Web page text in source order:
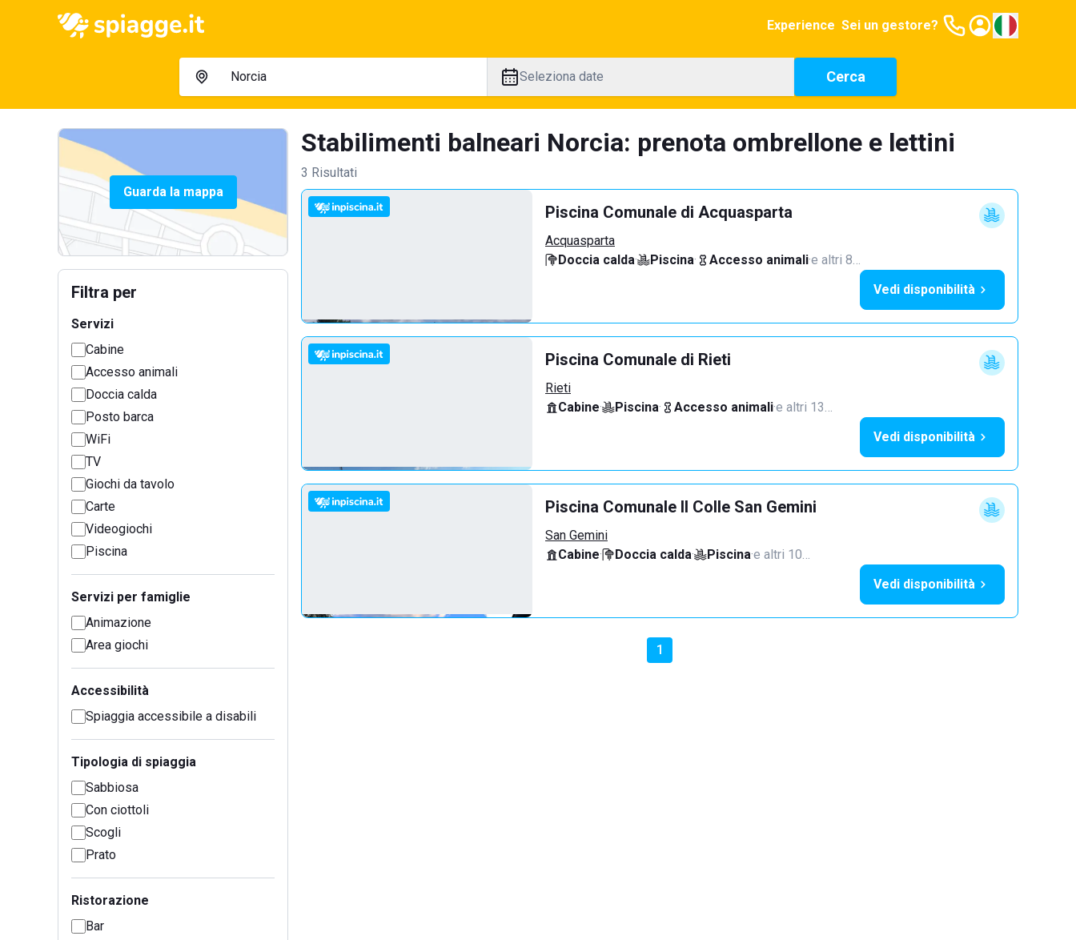
Experience Sei un gestore?
Seleziona date Cerca
Guarda la mappa
Filtra per
Servizi
Cabine
Accesso animali
Doccia calda
Posto barca
WiFi
TV
Giochi da tavolo
Carte
Videogiochi
Piscina
Servizi per famiglie
Animazione
Area giochi
Accessibilità
Spiaggia accessibile a disabili
Tipologia di spiaggia
Sabbiosa
Con ciottoli
Scogli
Prato
Ristorazione
Bar
Stabilimenti balneari Norcia: prenota ombrellone e lettini
3 Risultati
Piscina Comunale di Acquasparta
Acquasparta
Doccia calda· Piscina· Accesso animali·e altri 8…
Vedi disponibilità
Piscina Comunale di Rieti
Rieti
Cabine· Piscina· Accesso animali·e altri 13…
Vedi disponibilità
Piscina Comunale Il Colle San Gemini
San Gemini
Cabine· Doccia calda· Piscina·e altri 10…
Vedi disponibilità
1